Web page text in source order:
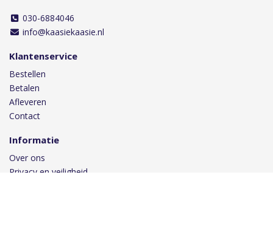
030-6884046
info@kaasiekaasie.nl
Klantenservice
Bestellen
Betalen
Afleveren
Contact
Informatie
Over ons
Privacy en veiligheid